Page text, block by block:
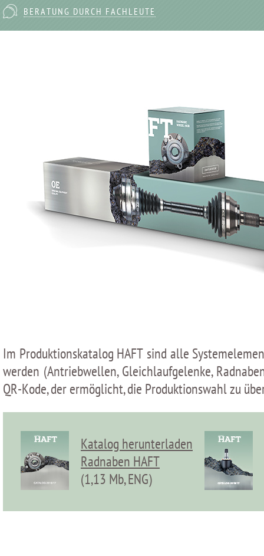
BERATUNG DURCH FACHLEUTE
Im Produktionskatalog HAFT sind alle
werden (Antriebwellen, Gleichlaufgelenke,
QR-Kode, der ermöglicht, die Produktionswahl zu
Katalog herunterladen
Radnaben HAFT
(1,13 Мb, ENG)